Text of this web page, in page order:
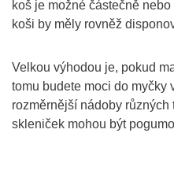
koš je možné částečně
koši by měly rovněž
Velkou výhodou je, pokud
tomu budete moci do myčky
rozměrnější nádoby
skleniček mohou být